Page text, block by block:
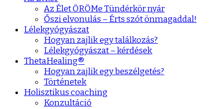
Az Élet ÖRÖMe Tündérkör nyár
Őszi elvonulás – Érts szót önmagaddal!
Lélekgyógyászat
Hogyan zajlik egy találkozás?
Lélekgyógyászat – kérdések
ThetaHealing®
Hogyan zajlik egy beszélgetés?
Történetek
Holisztikus coaching
Konzultáció